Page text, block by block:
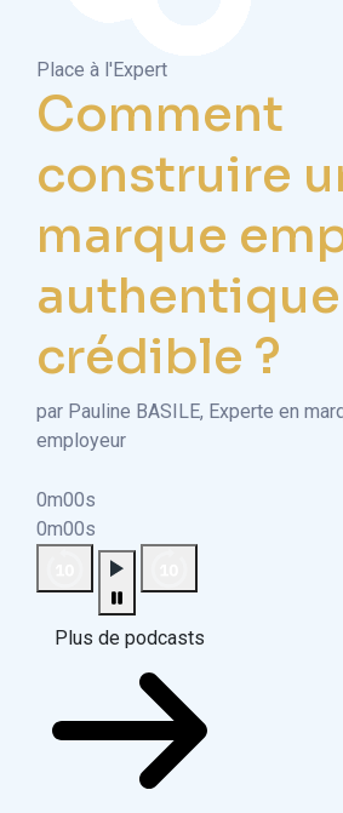
Place à l'Expert
Comment
construire
marque
crédible ?
par Pauline BASILE, Experte en
employeur
0m00s
0m00s
Plus de podcasts